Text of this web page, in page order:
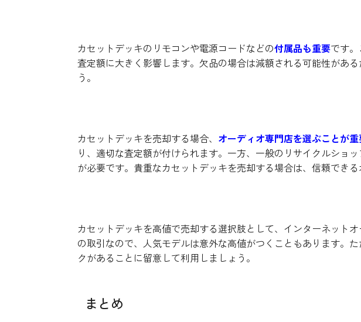
カセットデッキのリモコンや電源コードなどの付属品も重要です
査定額に大きく影響します。欠品の場合は減額される可能性があ
う。
カセットデッキを売却する場合、 オーディオ専門店を選ぶことが
り、適切な査定額が付けられます。一方、一般のリサイクルショ
が必要です。貴重なカセットデッキを売却する場合は、信頼でき
カセットデッキを高値で売却する選択肢として、インターネット
の取引なので、人気モデルは意外な高値がつくこともあります。
クがあることに留意して利用しましょう。
まとめ